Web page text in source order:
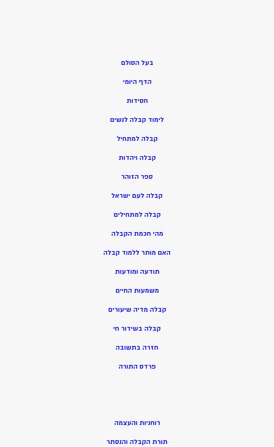
בעל הסולם
הדף היומי
חסידות
לימוד קבלה לנשים
קבלה למתחיל
קבלה ויהדות
ספר הזוהר
קבלה לעם ישראל
קבלה למתחילים
מהי חכמת הקבלה
האם מותר ללמוד קבלה
תודעה ומודעות
משמעות החיים
קבלה מדיה שיעורים
קבלה בשידור חי
חזרה בתשובה
פרדס התורה
רוחניות והעצמה
תורת הקבלה והנסתר